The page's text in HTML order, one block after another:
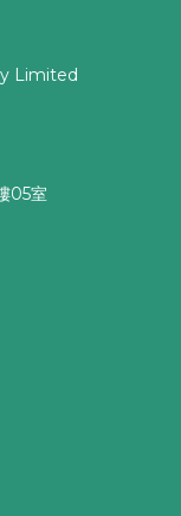
Limited
05室